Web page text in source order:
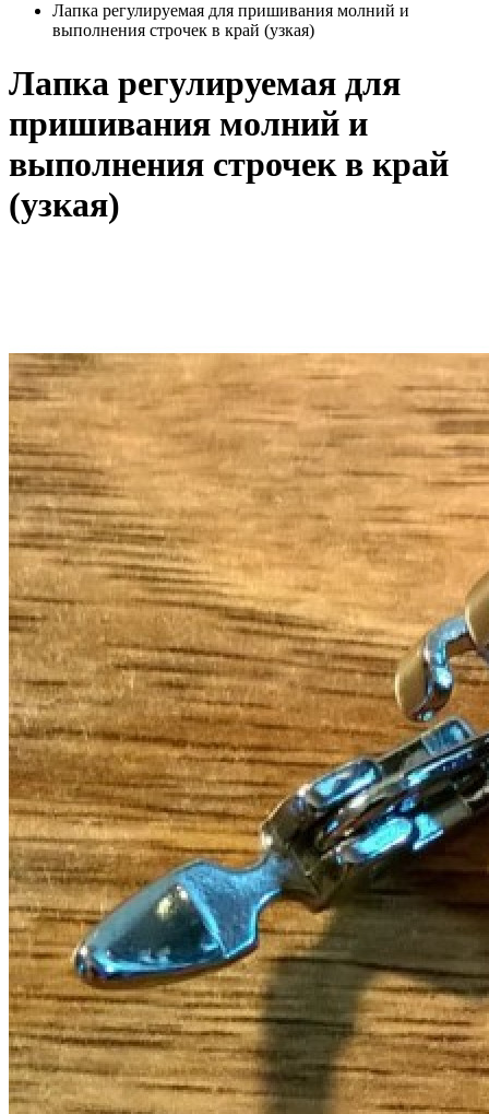
Лапка регулируемая для пришивания молний и
выполнения строчек в край (узкая)
Лапка регулируемая для
пришивания молний и
выполнения строчек в край
(узкая)